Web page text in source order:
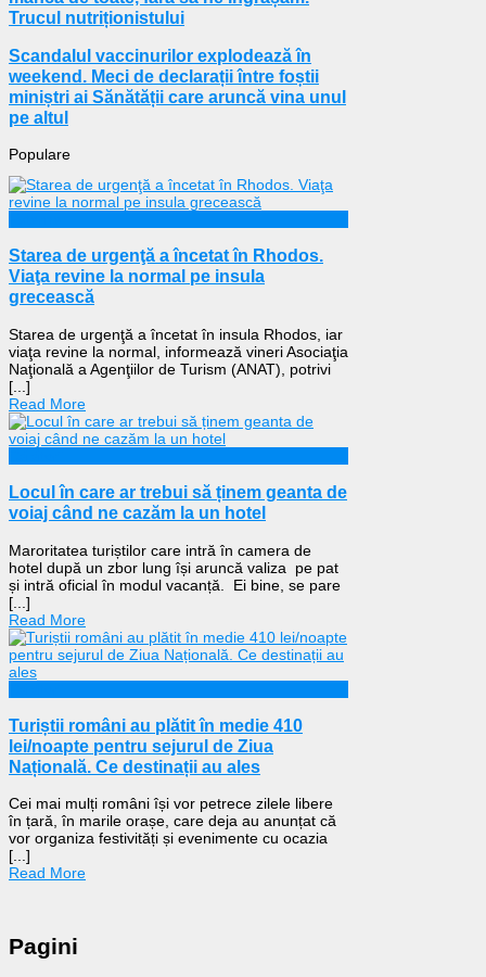
Trucul nutriționistului
Scandalul vaccinurilor explodează în
weekend. Meci de declarații între foștii
miniștri ai Sănătății care aruncă vina unul
pe altul
Populare
Starea de urgenţă a încetat în Rhodos.
Viaţa revine la normal pe insula
grecească
Starea de urgenţă a încetat în insula Rhodos, iar
viaţa revine la normal, informează vineri Asociaţia
Naţională a Agenţiilor de Turism (ANAT), potrivi
[...]
Read More
Locul în care ar trebui să ținem geanta de
voiaj când ne cazăm la un hotel
Maroritatea turiștilor care intră în camera de
hotel după un zbor lung își aruncă valiza pe pat
și intră oficial în modul vacanță. Ei bine, se pare
[...]
Read More
Turiștii români au plătit în medie 410
lei/noapte pentru sejurul de Ziua
Națională. Ce destinații au ales
Cei mai mulți români își vor petrece zilele libere
în țară, în marile orașe, care deja au anunțat că
vor organiza festivități și evenimente cu ocazia
[...]
Read More
Pagini